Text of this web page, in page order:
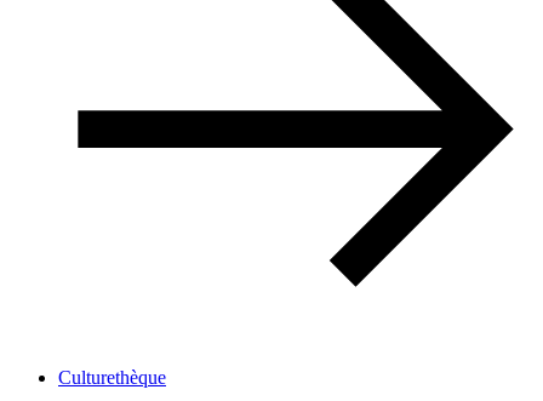
Culturethèque